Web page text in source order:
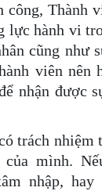
công, Thành
lực hành vi
cũng như
viên nên
nhận được
trách nhiệm
mình.
nhập, hay